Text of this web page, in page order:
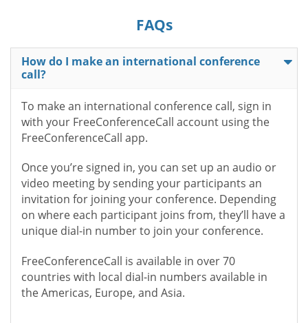
FAQs
How do I make an international conference
call?
To make an international conference call, sign in
with your FreeConferenceCall account using the
FreeConferenceCall app.
Once you’re signed in, you can set up an audio or
video meeting by sending your participants an
invitation for joining your conference. Depending
on where each participant joins from, they’ll have a
unique dial-in number to join your conference.
FreeConferenceCall is available in over 70
countries with local dial-in numbers available in
the Americas, Europe, and Asia.